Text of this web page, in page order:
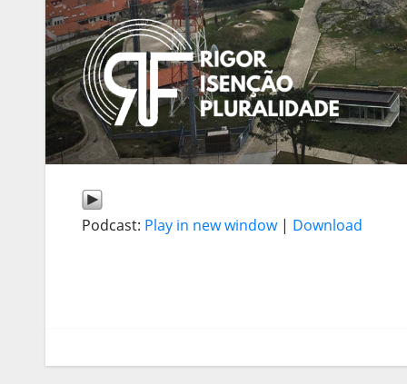
Podcast: Play in new window| Download